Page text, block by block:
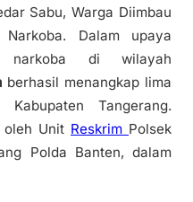
Sabu, Warga Diimbau
Dalam upaya
narkoba di wilayah
berhasil menangkap lima
Tangerang.
oleh Unit Reskrim Polsek
Polda Banten, dalam